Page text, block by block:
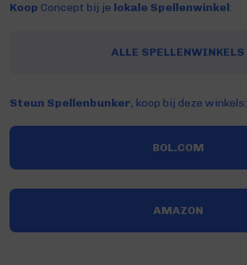
Koop Concept bij je lokale Spellenwinkel:
ALLE SPELLENWINKELS
Steun Spellenbunker, koop bij deze winkels:
BOL.COM
AMAZON